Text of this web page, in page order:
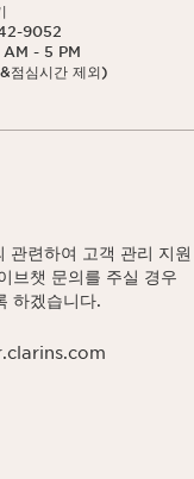
9052
AM - 5 PM
점심시간 제외)
련하여 고객 관리 지원
브챗 문의를 주실 경우
하겠습니다.